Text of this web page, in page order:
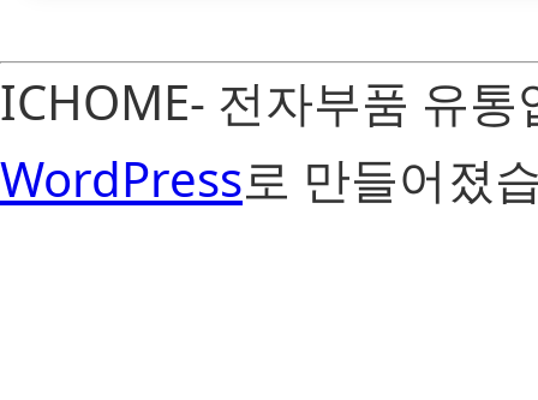
ICHOME- 전자부품 유
WordPress로 만들어졌